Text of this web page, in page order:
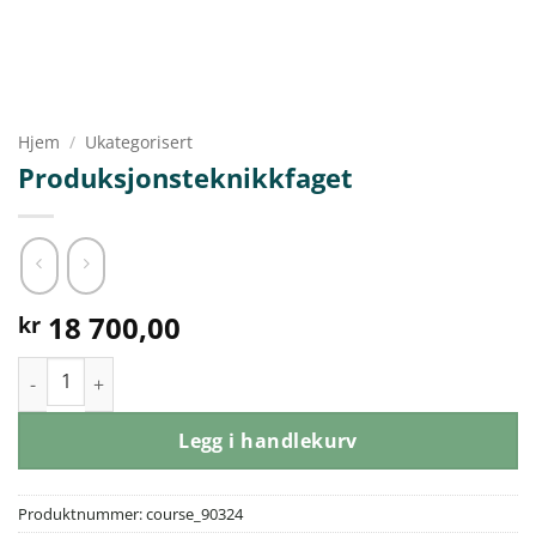
Hjem / Ukategorisert
Produksjonsteknikkfaget
kr 18 700,00
Produksjonsteknikkfaget antall
Legg i handlekurv
Produktnummer:course_90324